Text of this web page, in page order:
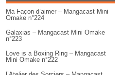
Ma Façon d’aimer – Mangacast Mini
Omake n°224
Galaxias – Mangacast Mini Omake
n°223
Love is a Boxing Ring – Mangacast
Mini Omake n°222